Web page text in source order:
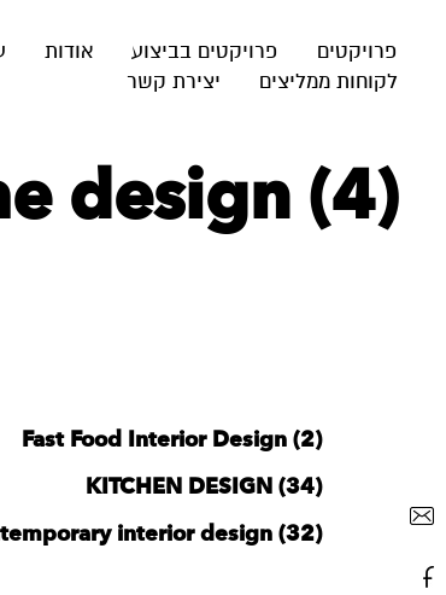
פרויקטים פרויקטים בביצוע אודות
לקוחות ממליצים
יצירת קשר
design (4)
Fast Food Interior Design (2)
KITCHEN DESIGN (34)
interior design (32)